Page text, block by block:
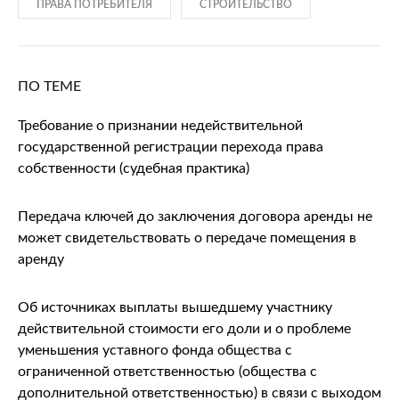
ПРАВА ПОТРЕБИТЕЛЯ СТРОИТЕЛЬСТВО
ПО ТЕМЕ
Требование о признании недействительной
государственной регистрации перехода права
собственности (судебная практика)
Передача ключей до заключения договора аренды не
может свидетельствовать о передаче помещения в
аренду
Об источниках выплаты вышедшему участнику
действительной стоимости его доли и о проблеме
уменьшения уставного фонда общества с
ограниченной ответственностью (общества с
дополнительной ответственностью) в связи с выходом